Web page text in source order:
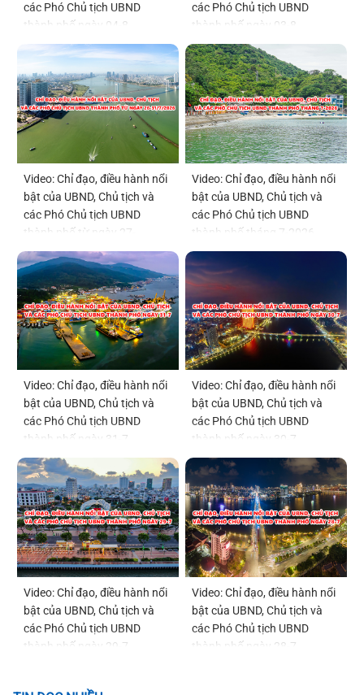
các Phó Chủ tịch UBND
thành phố ngày 04-8
các Phó Chủ tịch UBND
thành phố ngày 03-8
Video: Chỉ đạo, điều hành nổi
bật của UBND, Chủ tịch và
các Phó Chủ tịch UBND
thành phố từ ngày 27-
31/7/2026
Video: Chỉ đạo, điều hành nổi
bật của UBND, Chủ tịch và
các Phó Chủ tịch UBND
thành phố tháng 7-2026
Video: Chỉ đạo, điều hành nổi
bật của UBND, Chủ tịch và
các Phó Chủ tịch UBND
thành phố ngày 31-7
Video: Chỉ đạo, điều hành nổi
bật của UBND, Chủ tịch và
các Phó Chủ tịch UBND
thành phố ngày 30-7
Video: Chỉ đạo, điều hành nổi
bật của UBND, Chủ tịch và
các Phó Chủ tịch UBND
thành phố ngày 29-7
Video: Chỉ đạo, điều hành nổi
bật của UBND, Chủ tịch và
các Phó Chủ tịch UBND
thành phố ngày 28-7